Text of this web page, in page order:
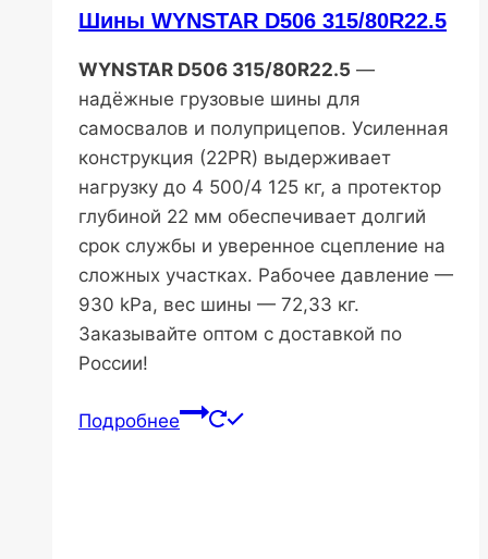
Шины WYNSTAR D506 315/80R22.5
WYNSTAR D506 315/80R22.5 —
надёжные грузовые шины для
самосвалов и полуприцепов. Усиленная
конструкция (22PR) выдерживает
нагрузку до 4 500/4 125 кг, а протектор
глубиной 22 мм обеспечивает долгий
срок службы и уверенное сцепление на
сложных участках. Рабочее давление —
930 kPa, вес шины — 72,33 кг.
Заказывайте оптом с доставкой по
России!
Подробнее